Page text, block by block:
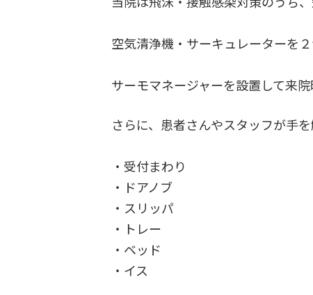
空気清浄機・サーキュレーターを
サーモマネージャーを設置して来
さらに、患者さんやスタッフが手を
・受付まわり
・ドアノブ
・スリッパ
・トレー
・ベッド
・イス